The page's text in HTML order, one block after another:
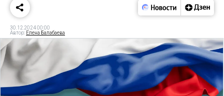
30.12.2024 00:00
Автор: Елена Балабаева